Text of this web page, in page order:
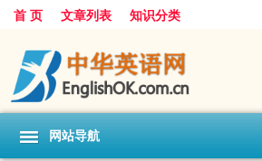
首 页 文章列表 知识分类
网站导航